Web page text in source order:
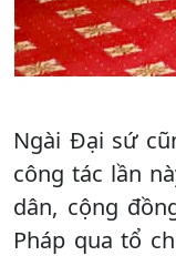
Ngài Đại sứ
công tác lần
dân, cộng
Pháp qua tổ